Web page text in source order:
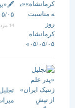
🖋️«بیانیه
۰۵/۰۵/۰۵»
/
تجلیل «پدر
میراث